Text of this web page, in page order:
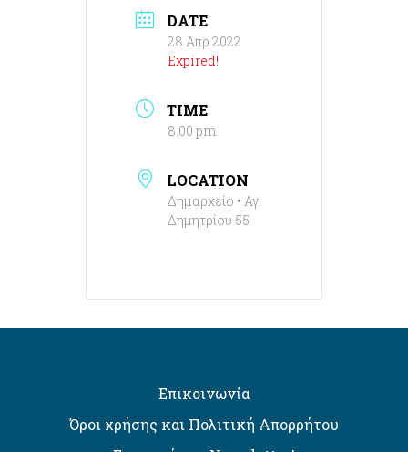
DATE
28 Απρ 2022
Expired!
TIME
8:00 pm
LOCATION
Δημαρχείο • Αγ.
Δημητρίου 55
Επικοινωνία
Όροι χρήσης και Πολιτική Απορρήτου